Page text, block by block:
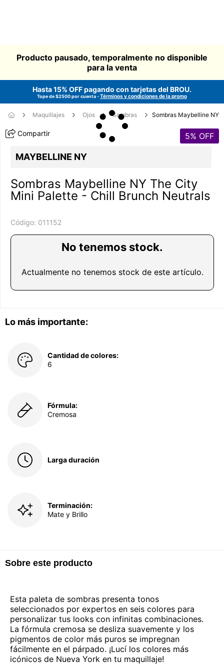
Producto pausado, temporalmente no disponible
para la venta
Hasta 15% OFF pagando con tarjetas del BROU.
Tope de $2500 por cuenta -Términos y condiciones de la promo
Maquillajes Ojos Sombras Sombras Maybelline NY
Compartir 5% OFF
Lo más importante:
Cantidad de colores:
6
Fórmula:
Cremosa
Larga duración
Terminación:
Mate y Brillo
Sobre este producto
Esta paleta de sombras presenta tonos
seleccionados por expertos en seis colores para
personalizar tus looks con infinitas combinaciones.
La fórmula cremosa se desliza suavemente y los
pigmentos de color más puros se impregnan
fácilmente en el párpado. ¡Lucí los colores más
icónicos de Nueva York en tu maquillaje!
MAYBELLINE NY
Sombras Maybelline NY The City
Mini Palette - Chill Brunch Neutrals
Código: 011152
No tenemos stock.
Actualmente no tenemos stock de este artículo.